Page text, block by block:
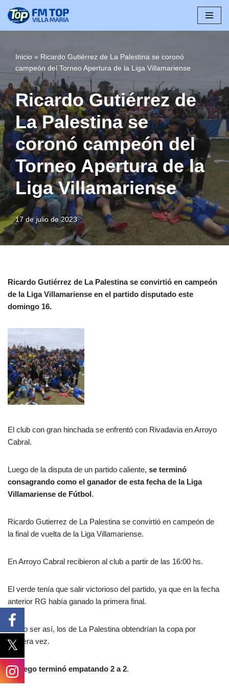
Inicio » Ricardo Gutiérrez de La Palestina se coronó
campeón del Torneo Apertura de la Liga Villamariense
Ricardo Gutiérrez de
La Palestina se
coronó campeón del
Torneo Apertura de la
Liga Villamariense
17 de julio de 2023
Ricardo Gutiérrez de La Palestina se convirtió en campeón
de la Liga Villamariense en el partido disputado este
domingo 16.
El club con gran hinchada se enfrentó con Rivadavia en Arroyo
Cabral.
Luego de la disputa de un partido caliente, se terminó
consagrando como el ganador de esta fecha de la Liga
Villamariense de Fútbol.
Ricardo Gutierrez de La Palestina se convirtió en campeón de
la final de vuelta de la Liga Villamariense.
En Arroyo Cabral recibieron al club a partir de las 16:00 hs.
El verde tenía que salir victorioso del partido, ya que en la fecha
anterior RG había ganado la primera final.
De no ser así, los de La Palestina obtendrían la copa por
primera vez.
El juego terminó empatando 2 a 2.